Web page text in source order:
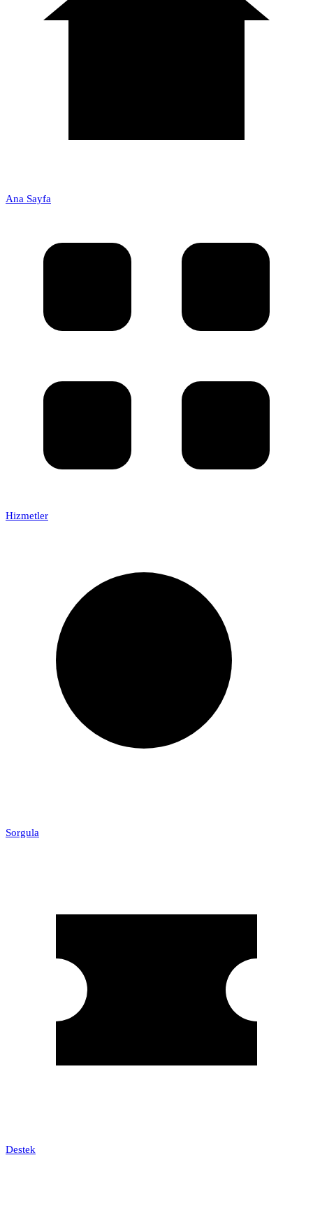
Ana Sayfa
Hizmetler
Sorgula
Destek